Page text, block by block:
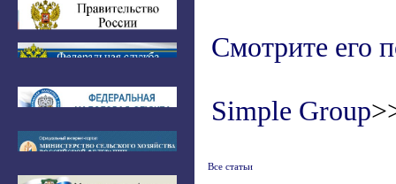
Смотрите его
Simple Group
Все статьи